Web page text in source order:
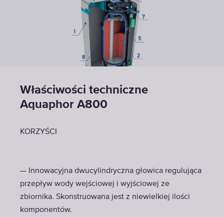
Właściwości techniczne
Aquaphor A800
KORZYŚCI
— Innowacyjna dwucylindryczna głowica regulująca
przepływ wody wejściowej i wyjściowej ze
zbiornika. Skonstruowana jest z niewielkiej ilości
komponentów.